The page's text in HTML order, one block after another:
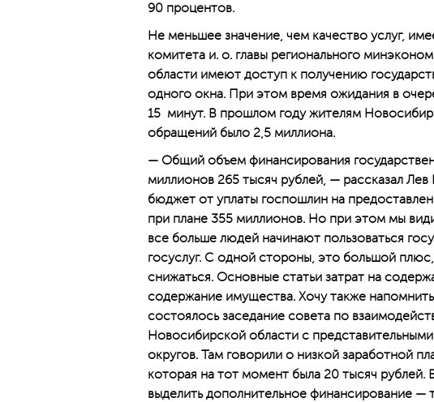
90 процентов.
Не меньшее значение, чем качество услуг,
комитета и. о. главы регионального
области имеют доступ к получению
одного окна. При этом время ожидания в
15 минут. В прошлом году жителям
обращений было 2,5 миллиона.
— Общий объем финансирования
миллионов 265 тысяч рублей, — рассказал
бюджет от уплаты госпошлин на
при плане 355 миллионов. Но при этом мы
все больше людей начинают пользоваться
госуслуг. С одной стороны, это большой
снижаться. Основные статьи затрат на
содержание имущества. Хочу также
состоялось заседание совета по
Новосибирской области с
округов. Там говорили о низкой заработной
которая на тот момент была 20 тысяч рублей.
выделить дополнительное финансирование —